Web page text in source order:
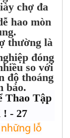
chợ đa
hao mòn
thường là
đóng
so với
độ thoáng
bảo.
lỗ